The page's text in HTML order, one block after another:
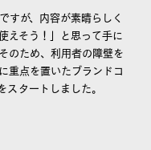
すが、内容が素晴らしく
えそう！」と思って手に
のため、利用者の障壁を
重点を置いたブランドコ
タートしました。